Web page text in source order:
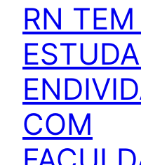
RN
COM